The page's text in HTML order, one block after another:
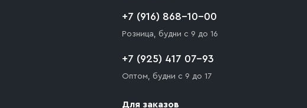
+7 (916) 868-10-00
Розница, будни с 9 до 16
+7 (925) 417 07-93
Оптом, будни с 9 до 17
Для заказов